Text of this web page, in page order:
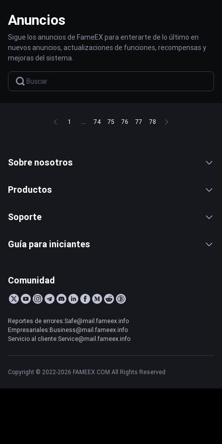
Anuncios
Sigue los anuncios de FameEX para enterarte de lo último en
nuevos anuncios, actualizaciones de funciones, recompensas y
mejoras del sistema.
1 ... 74 75 76 77 78
Sobre nosotros
Productos
Soporte
Guía para iniciantes
Comunidad
Reportes de errores:Safe@mail.fameex.info
Empresariales:Business@mail.fameex.info
Servicio al cliente:Service@mail.fameex.info
Copyright © 2022-2026 FAMEEX.COM All Rights Reserved